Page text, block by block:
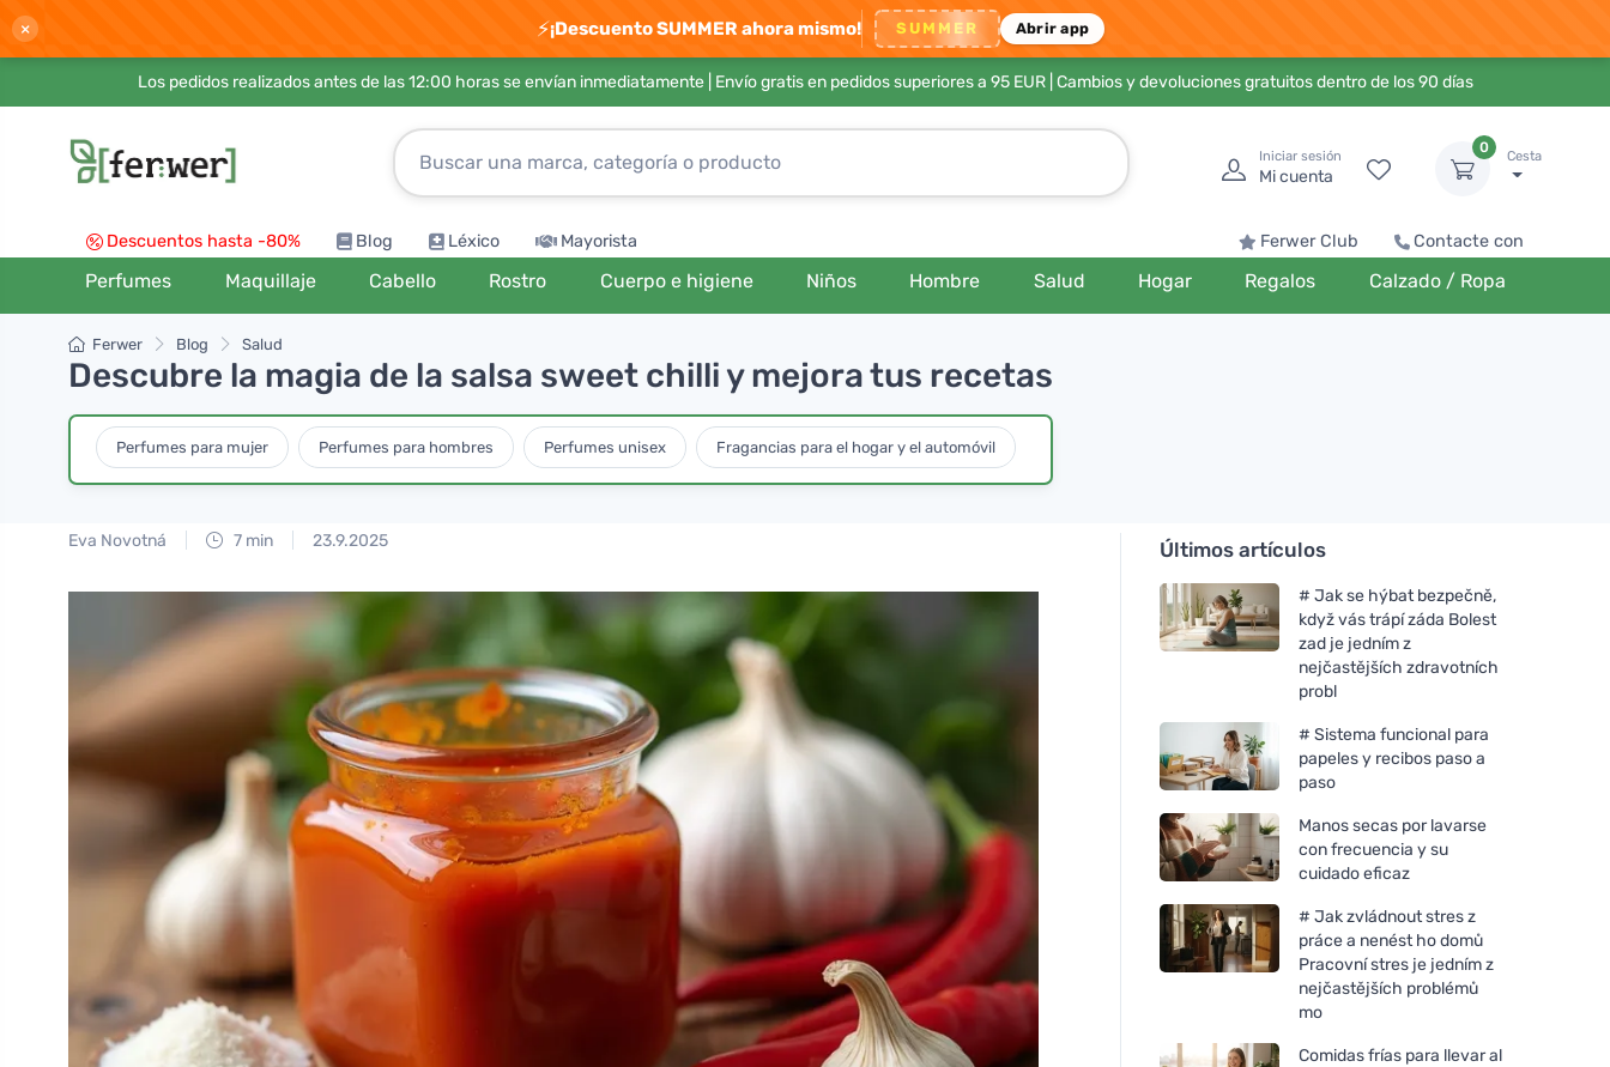
× ⚡¡Descuento SUMMER ahora mismo! SUMMER Abrir app
Los pedidos realizados antes de las 12:00 horas se envían inmediatamente | Envío gratis en pedidos superiores a 95 EUR| Cambios y devoluciones gratuitos dentro de los 90 días
Iniciar sesión
Mi cuenta
0
Cesta
Descuentos hasta -80% Blog Léxico Mayorista Ferwer Club Contacte con
Perfumes Maquillaje Cabello Rostro Cuerpo e higiene Niños Hombre Salud Hogar Regalos Calzado / Ropa
Ferwer Blog Salud
Descubre la magia de la salsa sweet chilli y mejora tus recetas
Perfumes para mujer Perfumes para hombres Perfumes unisex Fragancias para el hogar y el automóvil
Eva Novotná 7 min 23.9.2025 Últimos artículos
# Jak se hýbat bezpečně,
když vás trápí záda Bolest
zad je jedním z
nejčastějších zdravotních
probl
# Sistema funcional para
papeles y recibos paso a
paso
Manos secas por lavarse
con frecuencia y su
cuidado eficaz
# Jak zvládnout stres z
práce a nenést ho domů
Pracovní stres je jedním z
nejčastějších problémů
mo
Comidas frías para llevar al